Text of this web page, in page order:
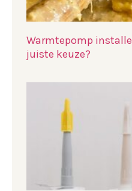
Warmtepomp
juiste keuze?